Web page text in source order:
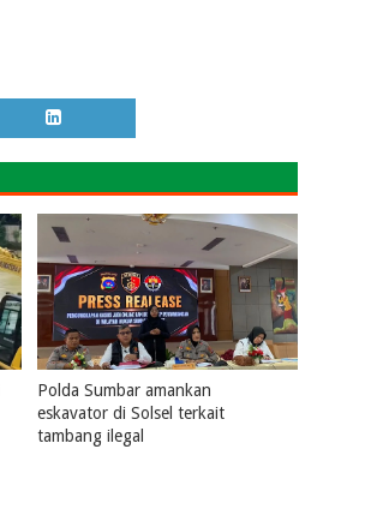
Polda Sumbar amankan
eskavator di Solsel terkait
tambang ilegal